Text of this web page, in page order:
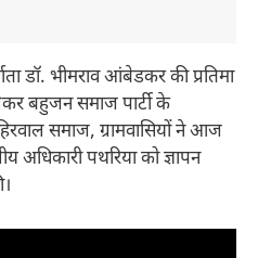
डॉ. भीमराव आंबेडकर की प्रतिमा
बहुजन समाज पार्टी के
समाज, ग्रामवासियों ने आज
अधिकारी पथरिया को ज्ञापन